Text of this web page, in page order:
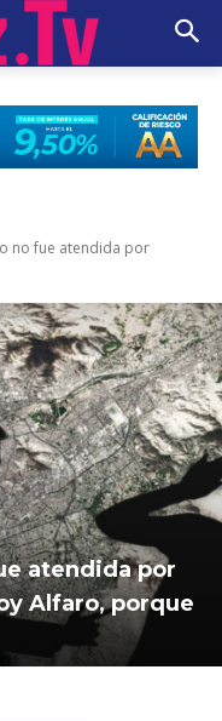
no fue atendida por
atendida por
Alfaro, porque